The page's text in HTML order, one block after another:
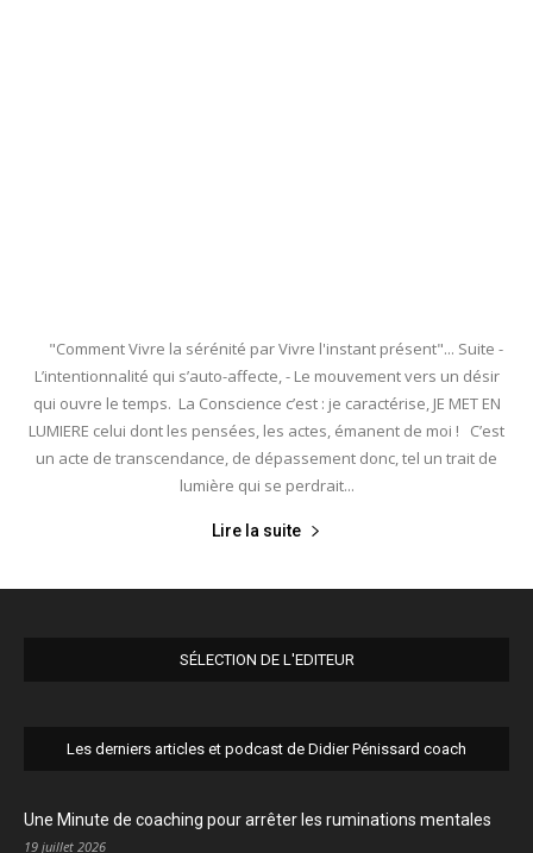
"Comment Vivre la sérénité par Vivre l'instant présent"... Suite -
L’intentionnalité qui s’auto-affecte, - Le mouvement vers un désir
qui ouvre le temps. La Conscience c’est : je caractérise, JE MET EN
LUMIERE celui dont les pensées, les actes, émanent de moi ! C’est
un acte de transcendance, de dépassement donc, tel un trait de
lumière qui se perdrait...
Lire la suite
SÉLECTION DE L'EDITEUR
Les derniers articles et podcast de Didier Pénissard coach
Une Minute de coaching pour arrêter les ruminations mentales
19 juillet 2026